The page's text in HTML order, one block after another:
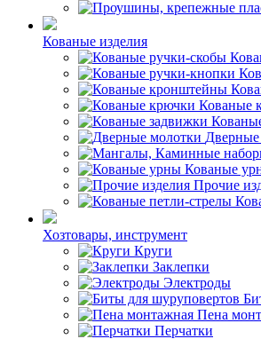
Кованые изделия
Кованые
Кованые
Прочие
Хозтовары, инструмент
Круги
Заклепки
Электроды
Пена
Перчатки